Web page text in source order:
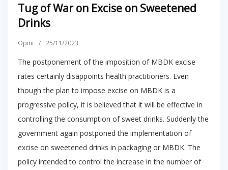
Tug of War on Excise on Sweetened
Drinks
Opini / 25/11/2023
The postponement of the imposition of MBDK excise
rates certainly disappoints health practitioners. Even
though the plan to impose excise on MBDK is a
progressive policy, it is believed that it will be effective in
controlling the consumption of sweet drinks. Suddenly the
government again postponed the implementation of
excise on sweetened drinks in packaging or MBDK. The
policy intended to control the increase in the number of